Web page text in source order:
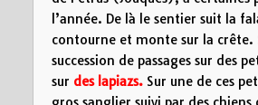
l’année. De là le sentier suit la
contourne et monte sur la crête.
succession de passages sur des
sur des lapiazs.Sur une de ces